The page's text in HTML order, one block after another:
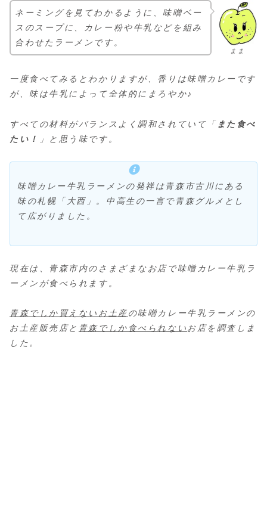
まま
ネーミングを見てわかるように、味噌ベー
スのスープに、カレー粉や牛乳などを組み
合わせたラーメンです。
一度食べてみるとわかりますが、香りは味噌カレーです
が、味は牛乳によって全体的にまろやか♪
すべての材料がバランスよく調和されていて「 また食べ
たい！
」と思う味です。
味噌カレー牛乳ラーメンの発祥は青森市古川にある
味の札幌「大西」。中高生の一言で青森グルメとし
て広がりました。
現在は、青森市内のさまざまなお店で味噌カレー牛乳ラ
ーメンが食べられます。
青森でしか買えないお土産の味噌カレー牛乳ラーメンの
お土産販売店と 青森でしか食べられないお店を調査しま
した。